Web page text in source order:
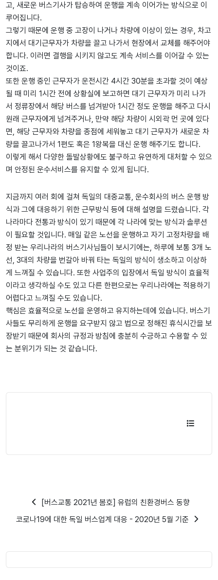
고, 새로운 버스기사가 탑승하여 운행을 계속 이어가는 방식으로 이
루어집니다.
그렇기 때문에 운행 중 고장이 나거나 차량에 이상이 있는 경우, 차고
지에서 대기근무자가 차량을 끌고 나가서 현장에서 교체를 해주어야
합니다. 이러면 결행을 시키지 않고도 계속 서비스를 이어갈 수 있는
것이죠.
또한 운행 중인 근무자가 운전시간 4시간 30분을 초과할 것이 예상
될 때 미리 1시간 전에 상황실에 보고하면 대기 근무자가 미리 나가
서 정류장에서 해당 버스를 넘겨받아 1시간 정도 운행을 해주고 다시
원래 근무자에게 넘겨주거나, 만약 해당 차량이 시외곽 먼 곳에 있다
면, 해당 근무자와 차량을 종점에 세워놓고 대기 근무자가 새로운 차
량을 끌고나가서 1편도 혹은 1왕복을 대신 운행 해주기도 합니다.
이렇게 해서 다양한 돌발상황에도 불구하고 유연하게 대처할 수 있으
며 안정된 운수서비스를 유지할 수 있게 됩니다.
지금까지 여러 회에 걸쳐 독일의 대중교통, 운수회사의 버스 운행 방
식과 그에 대응하기 위한 근무방식 등에 대해 설명을 드렸습니다. 각
나라마다 전통과 방식이 있기 때문에 각 나라에 맞는 방식과 솔루션
이 필요할 것입니다. 매일 같은 노선을 운행하고 자기 고정차량을 배
정 받는 우리나라의 버스기사님들이 보시기에는, 하루에 보통 3개 노
선, 3대의 차량을 번갈아 바꿔 타는 독일의 방식이 생소하고 이상하
게 느껴질 수 있습니다. 또한 사업주의 입장에서 독일 방식이 효율적
이라고 생각하실 수도 있고 다른 한편으로는 우리나라에는 적용하기
어렵다고 느껴질 수도 있습니다.
핵심은 효율적으로 노선을 운영하고 유지하는데에 있습니다. 버스기
사들도 무리하게 운행을 요구받지 않고 법으로 정해진 휴식시간을 보
장받기 때문에 회사의 규정과 방침에 충분히 수긍하고 수용할 수 있
는 분위기가 되는 것 같습니다.
[버스교통 2021년 봄호] 유럽의 친환경버스 동향
코로나19에 대한 독일 버스업계 대응 - 2020년 5월 기준